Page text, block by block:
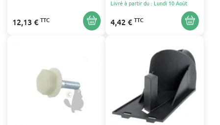
12,13 € TTC
Livré à partir du : Lundi 10 Août
4,42 € TTC